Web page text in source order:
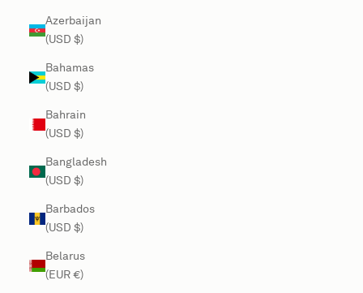
Azerbaijan
(USD $)
Bahamas
(USD $)
Bahrain
(USD $)
Bangladesh
(USD $)
Barbados
(USD $)
Belarus
(EUR €)